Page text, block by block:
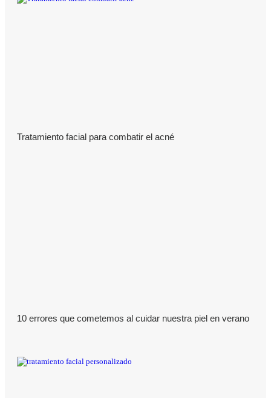
Tratamiento facial para combatir el acné
10 errores que cometemos al cuidar nuestra piel en verano